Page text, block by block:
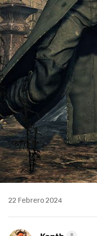
22 Febrero 2024